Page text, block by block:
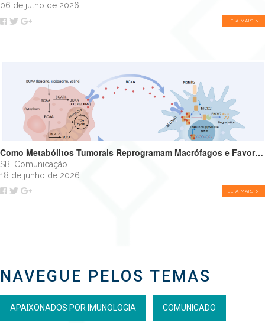
06 de julho de 2026
LEIA MAIS >
Como Metabólitos Tumorais Reprogramam Macrófagos e Favorecem o Crescimento Tumoral
SBI Comunicação
18 de junho de 2026
LEIA MAIS >
NAVEGUE PELOS TEMAS
APAIXONADOS POR IMUNOLOGIA COMUNICADO